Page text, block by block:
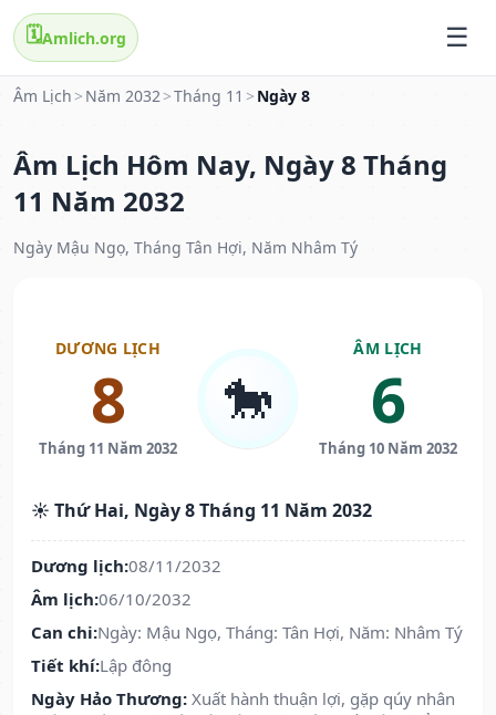
🗓️Amlich.org
Âm Lịch > Năm 2032>Tháng 11 > Ngày 8
Âm Lịch Hôm Nay, Ngày 8 Tháng
11 Năm 2032
Ngày Mậu Ngọ, Tháng Tân Hợi, Năm Nhâm Tý
DƯƠNG LỊCH
8
Tháng 11 Năm 2032
🐎
ÂM LỊCH
6
Tháng 10 Năm 2032
☀️ Thứ Hai, Ngày 8 Tháng 11 Năm 2032
Dương lịch:08/11/2032
Âm lịch:06/10/2032
Can chi:Ngày: Mậu Ngọ, Tháng: Tân Hợi, Năm: Nhâm Tý
Tiết khí:Lập đông
Ngày Hảo Thương: Xuất hành thuận lợi, gặp qúy nhân